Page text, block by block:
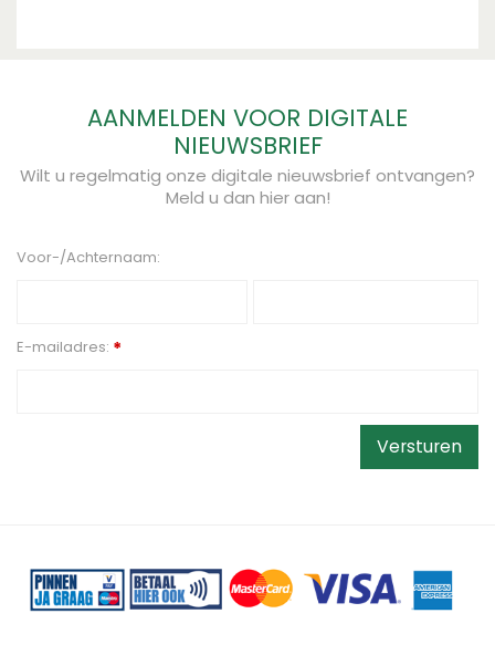
AANMELDEN VOOR DIGITALE
NIEUWSBRIEF
Wilt u regelmatig onze digitale nieuwsbrief ontvangen?
Meld u dan hier aan!
Voor-/Achternaam:
E-mailadres: *